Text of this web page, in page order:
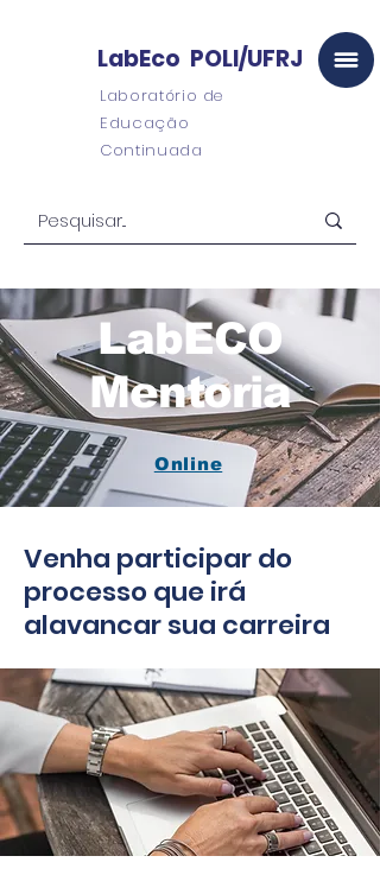
LabEco POLI/UFRJ
Laboratório de
Educação
Continuada
LabECO
Mentoria
Online
Venha participar do
processo que irá
alavancar sua carreira